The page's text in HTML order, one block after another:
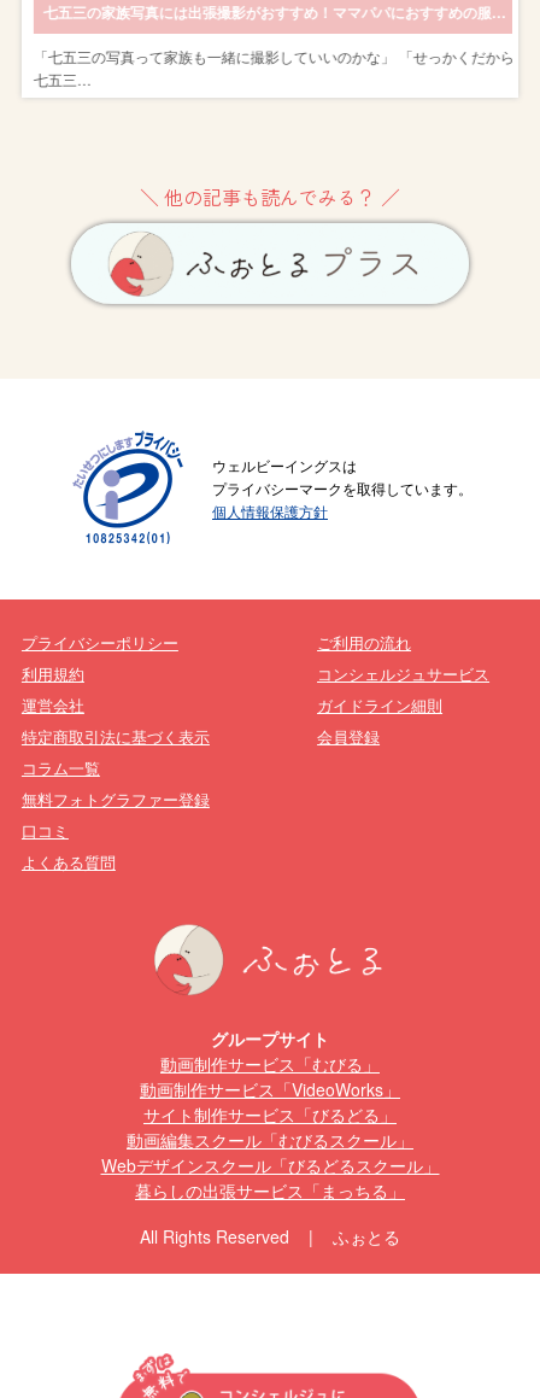
七五三の家族写真には出張撮影がおすすめ！ママパパにおすすめの服装や撮影場所も紹介！
「七五三の写真って家族も一緒に撮影していいのかな」 「せっかくだから
七五三…
＼ 他の記事も読んでみる？ ／
ウェルビーイングスは
プライバシーマークを取得しています。
個人情報保護方針
プライバシーポリシー
利用規約
運営会社
特定商取引法に基づく表示
ご利用の流れ
コンシェルジュサービス
ガイドライン細則
会員登録
コラム一覧
無料フォトグラファー登録
口コミ
よくある質問
グループサイト
動画制作サービス「むびる」
動画制作サービス「VideoWorks」
サイト制作サービス「びるどる」
動画編集スクール「むびるスクール」
Webデザインスクール「びるどるスクール」
暮らしの出張サービス「まっちる」
All Rights Reserved | ふぉとる